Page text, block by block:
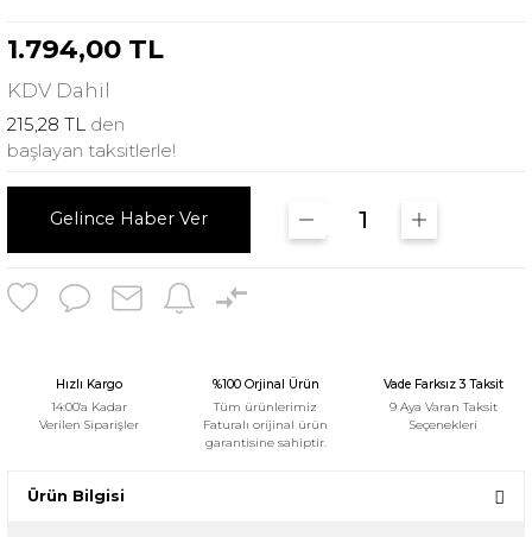
1.794,00 TL
KDV Dahil
215,28 TL den
başlayan taksitlerle!
Gelince Haber Ver
Hızlı Kargo
14:00'a Kadar
Verilen Siparişler
%100 Orjinal Ürün
Tüm ürünlerimiz
Faturalı orijinal ürün
garantisine sahiptir.
Vade Farksız 3 Taksit
9 Aya Varan Taksit
Seçenekleri
Ürün Bilgisi